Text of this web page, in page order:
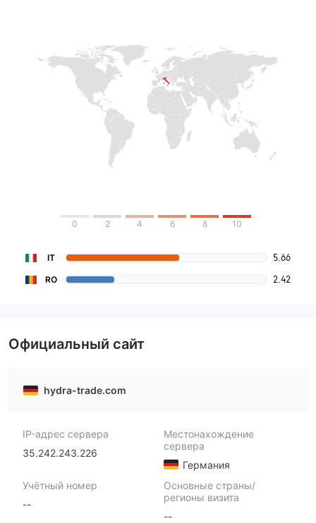
0 2 4 6 8 10
IT 5.66
RO 2.42
Официальный сайт
hydra-trade.com
IP-адрес сервера
35.242.243.226
Местонахождение
сервера
Германия
Учётный номер
--
Основные страны/
регионы визита
--